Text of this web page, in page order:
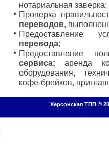
нотариальная заверка;
Проверка
переводов,
Предоставление
перевода;
Предоставление
сервиса: аренда
оборудования,
кофе-брейков,
Херсонская ТПП ©